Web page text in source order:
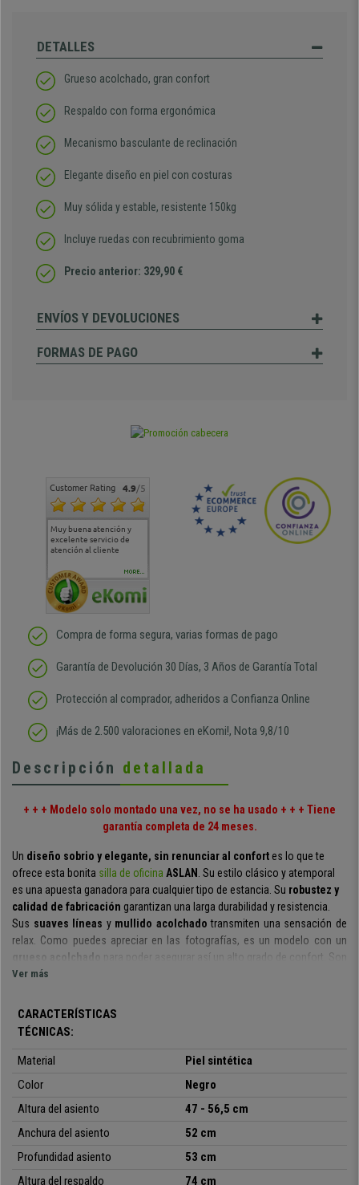
DETALLES
Grueso acolchado, gran confort
Respaldo con forma ergonómica
Mecanismo basculante de reclinación
Elegante diseño en piel con costuras
Muy sólida y estable, resistente 150kg
Incluye ruedas con recubrimiento goma
Precio anterior: 329,90 €
ENVÍOS Y DEVOLUCIONES
FORMAS DE PAGO
Customer Rating 4.9/5
Muy buena atención y
excelente servicio de
atención al cliente
Muy buena atención de
cara al asesoramiento
Si estoy contento
MORE...
Compra de forma segura, varias formas de pago
Garantía de Devolución 30 Días, 3 Años de Garantía Total
Protección al comprador, adheridos a Confianza Online
¡Más de 2.500 valoraciones en eKomi!, Nota 9,8/10
Descripción detallada
+ + + Modelo solo montado una vez, no se ha usado + + + Tiene
garantía completa de 24 meses.
Un diseño sobrio y elegante, sin renunciar al confort es lo que te
ofrece esta bonita silla de oficina ASLAN . Su estilo clásico y atemporal
es una apuesta ganadora para cualquier tipo de estancia. Su robustez y
calidad de fabricación garantizan una larga durabilidad y resistencia.
Sus suaves líneas y mullido acolchado transmiten una sensación de
relax. Como puedes apreciar en las fotografías, es un modelo con un
para poder asegurar así un alto grado de confort. Son
detalles muy cuidados que marcan la diferencia.
característica importante ya que la espalda es una de las zonas más
sensibles a la hora de estar sentado durante mucho tiempo.
Tienemecanismo basculante de reclinación.Moviendo la palanca
elevadora hacia fuera la silla pasa a este modo, si vuelves a introducir
te permite elegir entre las dos
opciones a tu antojo.
Este avanzado mecanismo se incluye solamente
en sillas de alta gama, un lujo ahora a tu alcance.
El modelo está tapizado en piel sintética de fácil cuidado y limpieza
Ver más
CARACTERÍSTICAS
TÉCNICAS:
Material
Piel sintética
Color
Negro
Altura del asiento
47 - 56,5 cm
Anchura del asiento
52 cm
Profundidad asiento
53 cm
Altura del respaldo
74 cm